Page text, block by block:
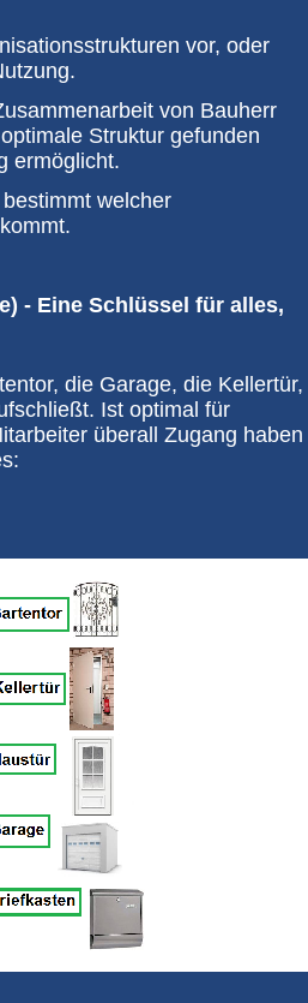
vor, oder
von Bauherr
Struktur gefunden
ermöglicht.
welcher
- Eine Schlüssel für alles,
die Garage, die Kellertür,
Ist optimal für
überall Zugang haben